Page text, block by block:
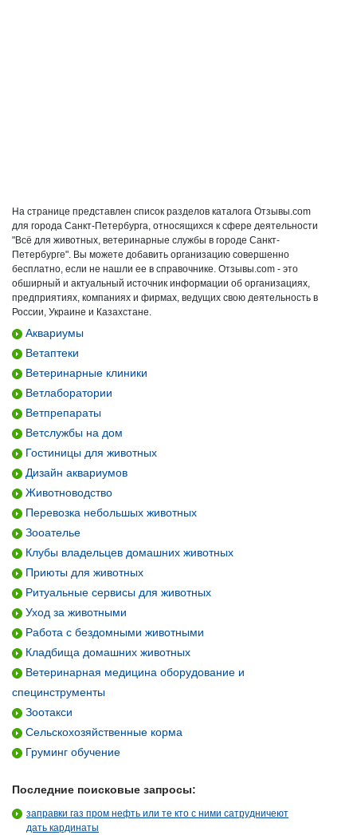
На странице представлен список разделов каталога Отзывы.com
для города Санкт-Петербурга, относящихся к сфере деятельности
"Всё для животных, ветеринарные службы в городе Санкт-
Петербурге". Вы можете добавить организацию совершенно
бесплатно, если не нашли ее в справочнике. Отзывы.com - это
обширный и актуальный источник информации об организациях,
предприятиях, компаниях и фирмах, ведущих свою деятельность в
России, Украине и Казахстане.
Аквариумы
Ветаптеки
Ветеринарные клиники
Ветлаборатории
Ветпрепараты
Ветслужбы на дом
Гостиницы для животных
Дизайн аквариумов
Животноводство
Перевозка небольшых животных
Зооателье
Клубы владельцев домашних животных
Приюты для животных
Ритуальные сервисы для животных
Уход за животными
Работа с бездомными животными
Кладбища домашних животных
Ветеринарная медицина оборудование и
специнструменты
Зоотакси
Сельскохозяйственные корма
Груминг обучение
Последние поисковые запросы:
заправки газ пром нефть или те кто с ними сатрудничеют
дать кардинаты